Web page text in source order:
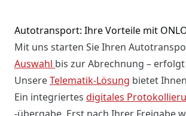
Autotransport: Ihre Vorteile mit
Mit uns starten Sie Ihren
Auswahl bis zur Abrechnung –
UnsereTelematik-Lösung bietet
Ein integriertes digitales